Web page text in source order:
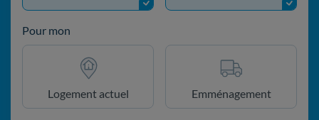
Pour mon
Logement actuel Emménagement